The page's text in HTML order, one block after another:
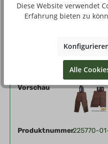
100 % Polyest… Mehr
Vorschau
Produktnummer225770-
Diese Website verwendet
Erfahrung bieten zu
Alle